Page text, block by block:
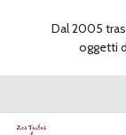
Dal 2005
oggetti